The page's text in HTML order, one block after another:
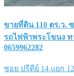
ขายที่ดิน 110 ตร.ว.
รถไฟฟ้าพระโขนง
0659962282
ซอย ปรีดีย์ 14 แยก